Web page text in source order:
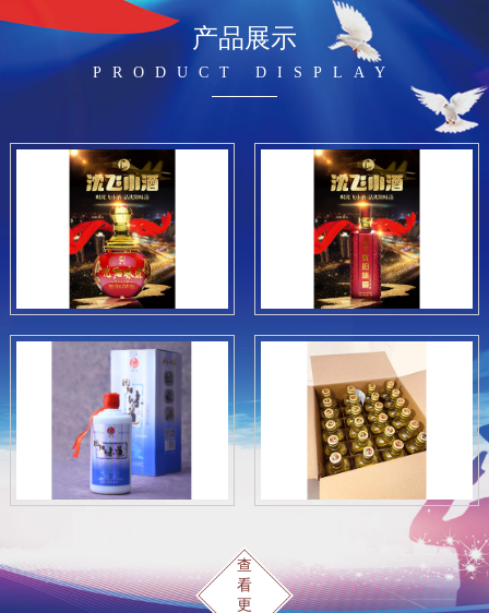
产品展示
PRODUCT DISPLAY
查
看
更